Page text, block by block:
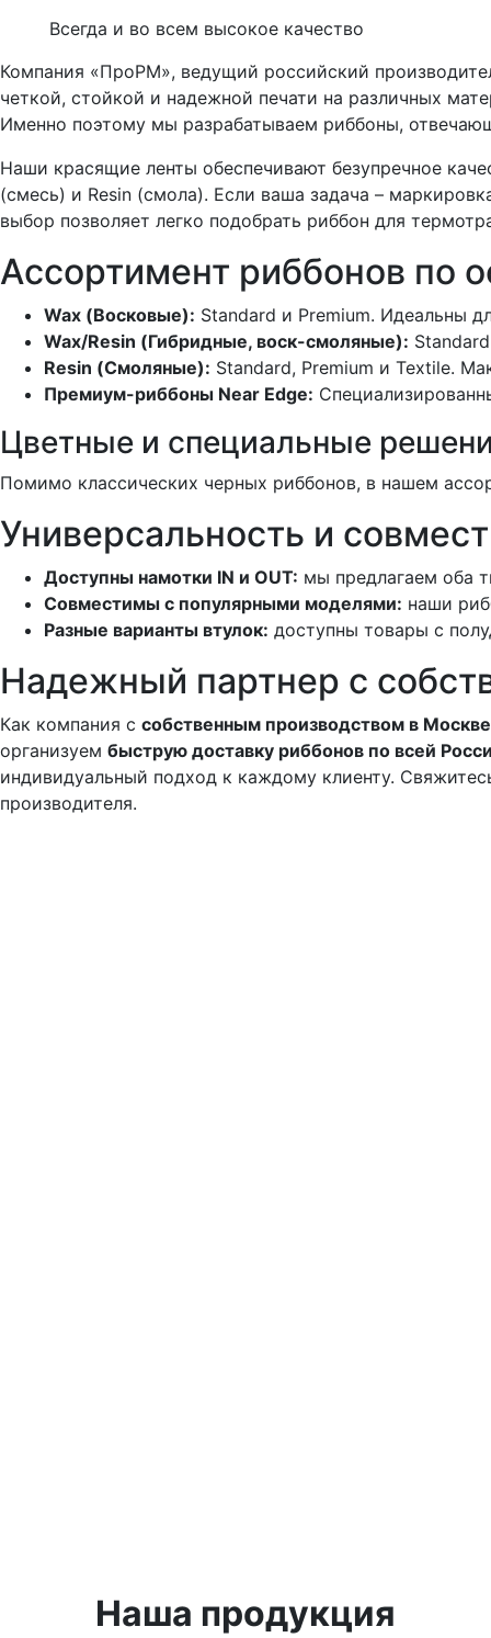
Всегда и во всем высокое качество
Компания «ПроРМ», ведущий российский
четкой, стойкой и надежной печати на различных
Именно поэтому мы разрабатываем риббоны,
Наши красящие ленты обеспечивают безупречное
(смесь) и Resin (смола). Если ваша задача –
выбор позволяет легко подобрать риббон для
Ассортимент риббонов по
Wax (Восковые): Standard и Premium. Идеальны
Wax/Resin (Гибридные, воск-смоляные):
Resin (Смоляные): Standard, Premium и Textile.
Премиум-риббоны Near Edge:
Цветные и специальные
Помимо классических черных риббонов, в нашем
Универсальность и
Доступны намотки IN и OUT: мы предлагаем оба
Совместимы с популярными моделями: наши
Разные варианты втулок: доступны товары с
Надежный партнер с
Как компания с собственным производством в Москве
организуем быструю доставку риббонов по всей
индивидуальный подход к каждому клиенту.
производителя.
Наша продукция